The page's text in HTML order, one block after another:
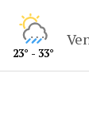
23° - 33°